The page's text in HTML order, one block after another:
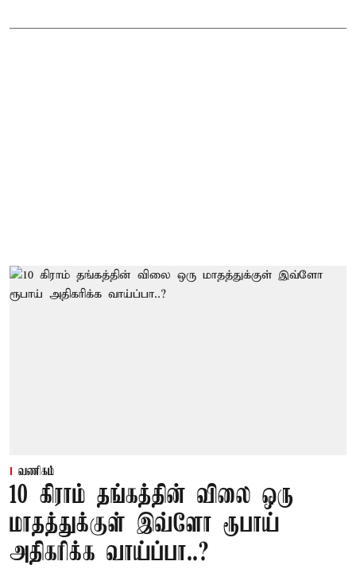
வணிகம்
10 கிராம் தங்கத்தின் விலை ஒரு
மாதத்துக்குள் இவ்ளோ ரூபாய்
அதிகரிக்க வாய்ப்பா..?